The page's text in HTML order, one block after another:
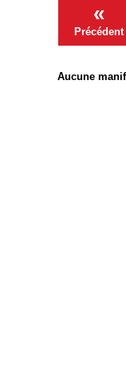
«
Précédent
Aucune